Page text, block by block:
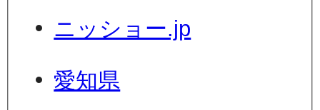
ニッショー.jp
愛知県